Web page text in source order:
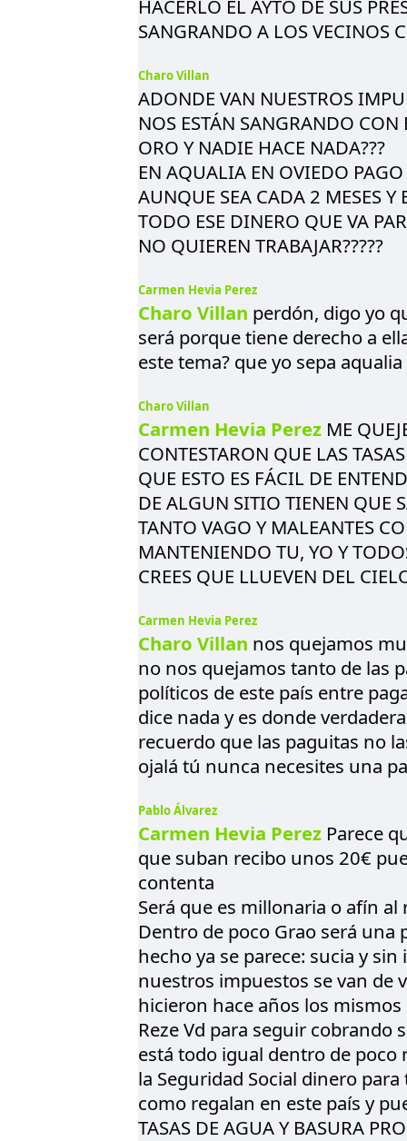
HACERLO EL AYTO DE SUS
SANGRANDO A LOS VECINOS
Charo Villan
ADONDE VAN NUESTROS
NOS ESTÁN SANGRANDO
ORO Y NADIE HACE NADA???
EN AQUALIA EN OVIEDO
AUNQUE SEA CADA 2 MESES Y
TODO ESE DINERO QUE VA
NO QUIEREN TRABAJAR?????
Carmen Hevia Perez
Charo Villan perdón, digo yo
será porque tiene derecho a
este tema? que yo sepa
Charo Villan
Carmen Hevia Perez ME
CONTESTARON QUE LAS
QUE ESTO ES FÁCIL DE
DE ALGUN SITIO TIENEN QUE
TANTO VAGO Y MALEANTES
MANTENIENDO TU, YO Y
CREES QUE LLUEVEN DEL
Carmen Hevia Perez
Charo Villan nos quejamos
no nos quejamos tanto de las
políticos de este país entre
dice nada y es donde
recuerdo que las paguitas no
ojalá tú nunca necesites una
Pablo Álvarez
Carmen Hevia Perez Parece
que suban recibo unos 20€
contenta
Será que es millonaria o afín
Dentro de poco Grao será una
hecho ya se parece: sucia y
nuestros impuestos se van de
hicieron hace años los
Reze Vd para seguir cobrando
está todo igual dentro de poco
la Seguridad Social dinero
como regalan en este país y
TASAS DE AGUA Y BASURA